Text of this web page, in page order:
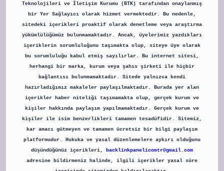
Teknolojileri ve İletişim Kurumu (BTK) tarafından onaylanmış
bir Yer Sağlayıcı olarak hizmet vermektedir. Bu nedenle,
sitedeki içerikleri proaktif olarak denetleme veya araştırma
yükümlülüğümüz bulunmamaktadır. Ancak, üyelerimiz yazdıkları
içeriklerin sorumluluğunu taşımakta olup, siteye üye olarak
bu sorumluluğu kabul etmiş sayılırlar. Bu internet sitesi,
herhangi bir marka, kurum veya şahıs şirketi ile hiçbir
bağlantısı bulunmamaktadır. Sitede yalnızca kendi
hazırladığımız makaleler paylaşılmaktadır. Burada yer alan
içerikler haber niteliği taşımamakta olup, gerçek kurum ve
kişiler hakkında paylaşım yapılmamaktadır. Gerçek kurum ve
kişiler ile isim benzerlikleri tamamen tesadüfidir. Sitemiz,
kar amacı gütmeyen ve tamamen ücretsiz bir bilgi paylaşım
platformudur. Hukuka ve yasal düzenlemelere aykırı olduğunu
düşündüğünüz içerikleri,
backlinkpanelicomtr@gmail.com
adresine bildirmeniz halinde, ilgili içerikler yasal süre